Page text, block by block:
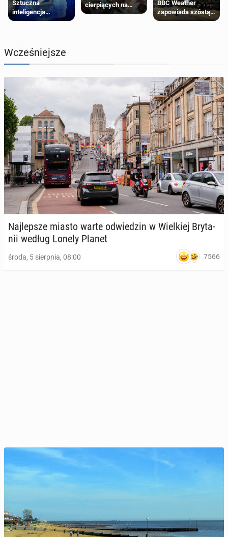
Sztuczna
inteligencja
próbowała oszukać
cierpiących na
schorzenia
BBC Weather
zapowiada szóstą
falę upałów w
Wcześniejsze
Naj­lep­sze miasto warte od­wie­dzin w Wiel­kiej Bry­ta­
nii według Lonely Planet
środa, 5 sierpnia, 08:00 7566